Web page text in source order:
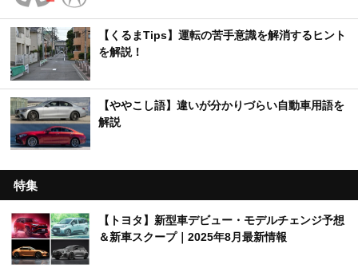
【くるまTips】運転の苦手意識を解消するヒント
を解説！
【ややこし語】違いが分かりづらい自動車用語を
解説
特集
【トヨタ】新型車デビュー・モデルチェンジ予想
＆新車スクープ｜2025年8月最新情報